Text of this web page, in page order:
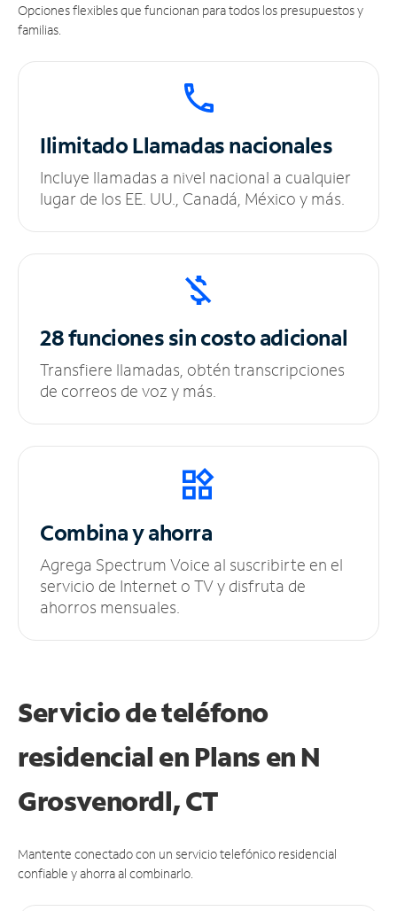
Opciones flexibles que funcionan para todos los presupuestos y
familias.
IlimitadoLlamadas nacionales
Incluye llamadas a nivel nacional a cualquier
lugar de los EE. UU., Canadá, México y más.
28 funciones sincosto adicional
Transfiere llamadas, obtén transcripciones
de correos de voz y más.
Combina y ahorra
Agrega Spectrum Voice al suscribirte en el
servicio de Internet o TV y disfruta de
ahorros mensuales.
Servicio de teléfono
residencial en Plans en N
Grosvenordl, CT
Mantente conectado con un servicio telefónico residencial
confiable y ahorra al combinarlo.